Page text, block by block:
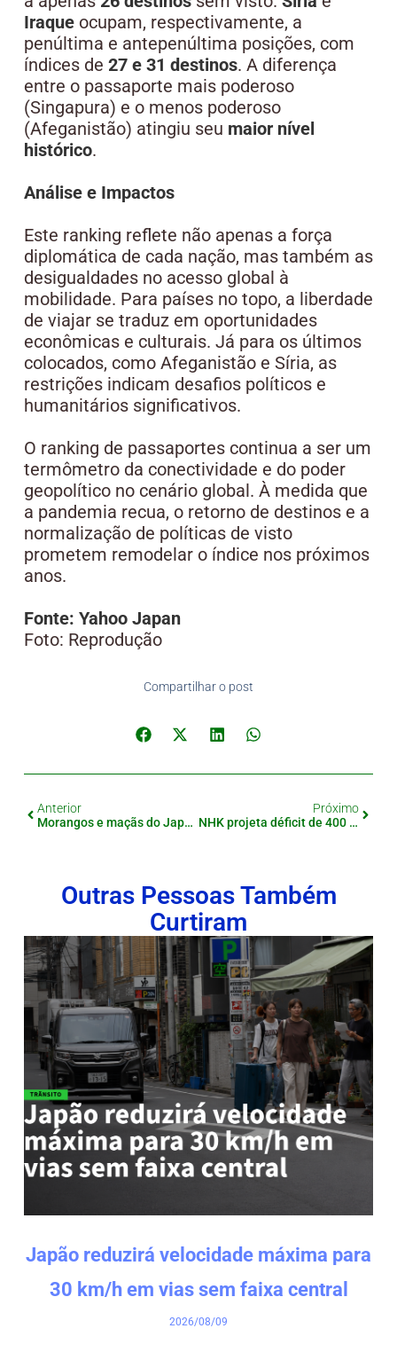
Iraqueocupam, respectivamente, a
penúltima e antepenúltima posições, com
índices de 27 e 31 destinos. A diferença
entre o passaporte mais poderoso
(Singapura) e o menos poderoso
(Afeganistão) atingiu seu maior nível
histórico.
Análise e Impactos
Este ranking reflete não apenas a força
diplomática de cada nação, mas também as
desigualdades no acesso global à
mobilidade. Para países no topo, a liberdade
de viajar se traduz em oportunidades
econômicas e culturais. Já para os últimos
colocados, como Afeganistão e Síria, as
restrições indicam desafios políticos e
humanitários significativos.
O ranking de passaportes continua a ser um
termômetro da conectividade e do poder
geopolítico no cenário global. À medida que
a pandemia recua, o retorno de destinos e a
normalização de políticas de visto
prometem remodelar o índice nos próximos
anos.
Fonte: Yahoo Japan
Foto: Reprodução
Compartilhar o post
Anterior
Morangos e maçãs do Japão reprovados em inspeções de segurança em Taiwan
Próximo
NHK projeta déficit de 400 bilhões de ienes em 2025, terceiro ano consecutivo no vermelho
Outras Pessoas Também
Curtiram
Japão reduzirá velocidade máxima para
30 km/h em vias sem faixa central
2026/08/09